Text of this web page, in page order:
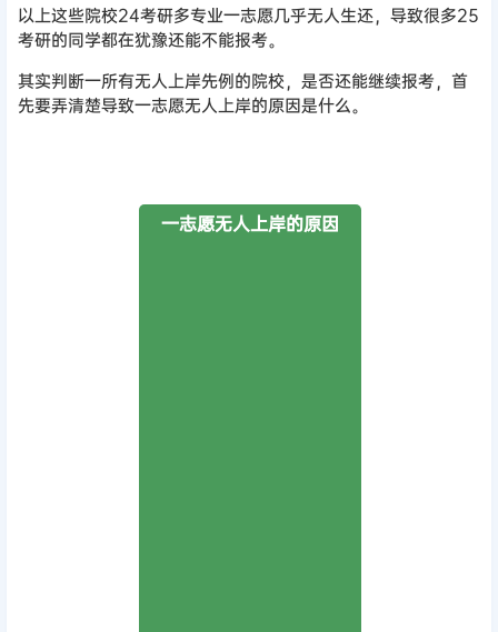
以上这些院校24考研多专业一志愿几乎无人生还，导致很多25
考研的同学都在犹豫还能不能报考。
其实判断一所有无人上岸先例的院校，是否还能继续报考，首
先要弄清楚导致一志愿无人上岸的原因是什么。
一志愿无人上岸的原因